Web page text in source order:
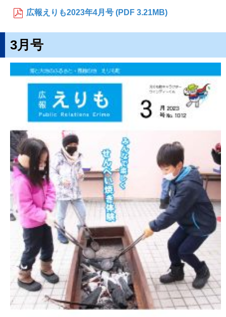
広報えりも2023年4月号 (PDF 3.21MB)
3月号